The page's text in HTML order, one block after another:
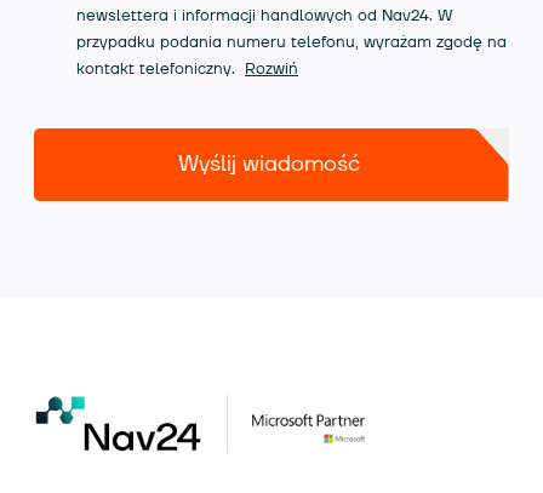
newslettera i informacji handlowych od Nav24. W
przypadku podania numeru telefonu, wyrażam zgodę na
kontakt telefoniczny.
Rozwiń
Wyślij wiadomość